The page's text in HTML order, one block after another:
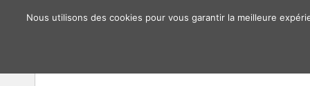
Nous utilisons des cookies pour vous garantir la meilleure